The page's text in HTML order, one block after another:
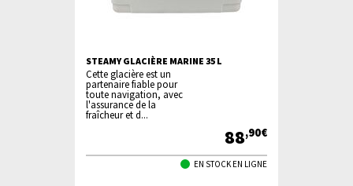
STEAMY GLACIÈRE MARINE 35 L
Cette glacière est un
partenaire fiable pour
toute navigation, avec
l'assurance de la
fraîcheur et d...
88,90€
EN STOCK EN LIGNE